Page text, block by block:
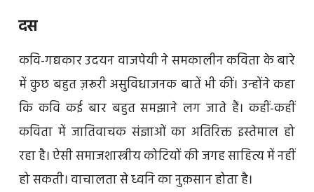
दस
कवि-गद्यकार उदयन वाजपेयी ने समकालीन कविता के बारे
में कुछ बहुत ज़रूरी असुविधाजनक बातें भी कीं। उन्होंने कहा
कि कवि कई बार बहुत समझाने लग जाते हैं। कहीं-कहीं
कविता में जातिवाचक संज्ञाओं का अतिरिक्त इस्तेमाल हो
रहा है। ऐसी समाजशास्त्रीय कोटियों की जगह साहित्य में नहीं
हो सकती। वाचालता से ध्वनि का नुक़सान होता है।